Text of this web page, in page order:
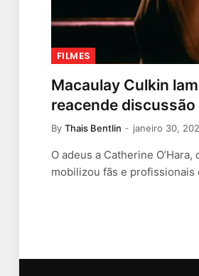
FILMES
Macaulay Culkin
reacende
By Thais Bentlin janeiro 30,
O adeus a Catherine
mobilizou fãs e profissionais